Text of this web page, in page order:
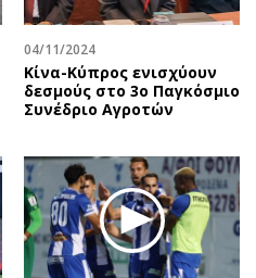
Media
Εκπομπές
Wine routes
Podcasts
Προσφορές
Προσωπικότητες στην ''Κ''
Επιστολές
04/11/2024
Κίνα-Κύπρος ενισχύουν
δεσμούς στο 3ο Παγκόσμιο
Συνέδριο Αγροτών